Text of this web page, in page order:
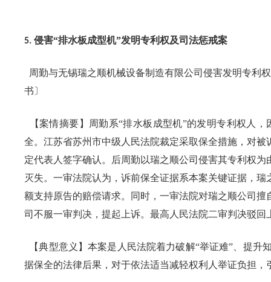
5. 侵害“排水板成型机”发明专利权及司法惩戒案
周勤与无锡瑞之顺机械设备制造有限公司侵害发明专利
书〕
【案情摘要】周勤系“排水板成型机”的发明专利权人
全。江苏省苏州市中级人民法院裁定采取保全措施，对
定代表人签字确认。后周勤以瑞之顺公司侵害其专利权
灭失。一审法院认为，诉前保全证据系本案关键证据，
额支持原告的赔偿请求。同时，一审法院对瑞之顺公司
司不服一审判决，提起上诉。最高人民法院二审判决驳回
【典型意义】本案是人民法院着力破解“举证难”、提
据保全的法律后果，对于依法适当减轻权利人举证负担